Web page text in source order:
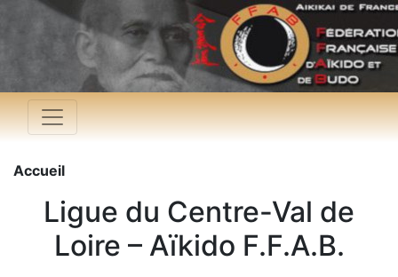
Accueil
Ligue du Centre-Val de
Loire – Aïkido F.F.A.B.